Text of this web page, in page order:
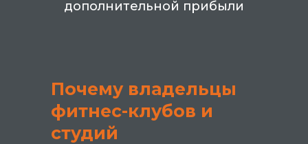
дополнительной прибыли
Почему владельцы
фитнес-клубов и
студий